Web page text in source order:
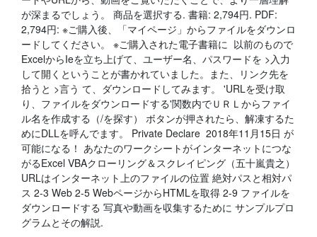
が深まるでしょう。 商品を選択する. 書籍: 2,794円. PDF:
2,794円: ※ご購入後、「マイページ」からファイルをダウンロ
ードしてください。 ※ご購入された電子書籍に 以前のもので
ExcelからIeを立ち上げて、ユーザー名、パスワードを >入力
して開くということが書かれていました。また、リンク先を
拾うと >言う て、ダウンロードしてみます。 'URLを受け取
り、ファイルをダウンロードする'関数内でＵＲＬからファイ
ル名を作成する（/を探す） ボタンが押されたら、解凍するた
めにDLLを呼んでます。 Private Declare 2018年11月15日 が
可能になる！ あなたのワークシートがインターネットにつな
がるExcel VBAクローリング＆スクレイピング（五十嵐貴之）
URLはインターネット上のファイルの位置 絶対パスと相対パ
ス 2-3 Web 2-5 WebページからHTMLを取得 2-9 ファイルを
ダウンロードする 写真や動画を収集するために サンプルプロ
グラムとその解説.